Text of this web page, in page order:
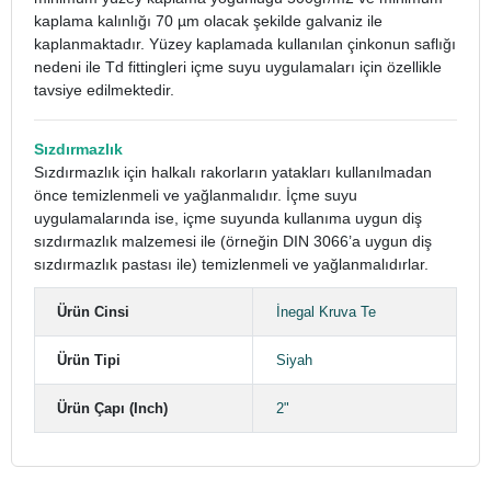
kaplama kalınlığı 70 µm olacak şekilde galvaniz ile
kaplanmaktadır. Yüzey kaplamada kullanılan çinkonun saflığı
nedeni ile Td fittingleri içme suyu uygulamaları için özellikle
tavsiye edilmektedir.
Sızdırmazlık
Sızdırmazlık için halkalı rakorların yatakları kullanılmadan
önce temizlenmeli ve yağlanmalıdır. İçme suyu
uygulamalarında ise, içme suyunda kullanıma uygun diş
sızdırmazlık malzemesi ile (örneğin DIN 3066’a uygun diş
sızdırmazlık pastası ile) temizlenmeli ve yağlanmalıdırlar.
Ürün Cinsi İnegal Kruva Te
Ürün Tipi Siyah
Ürün Çapı (Inch) 2"